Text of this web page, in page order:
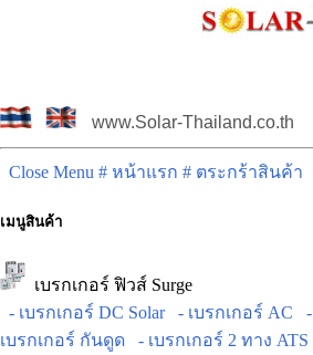
www.Solar-Thailand.co.th
Close Menu # หน้าแรก # ตระกร้าสินค้า
เมนูสินค้า
เบรกเกอร์ ฟิวส์ Surge
- เบรกเกอร์ DC Solar
- เบรกเกอร์ AC
-
เบรกเกอร์ กันดูด
- เบรกเกอร์ 2 ทาง ATS